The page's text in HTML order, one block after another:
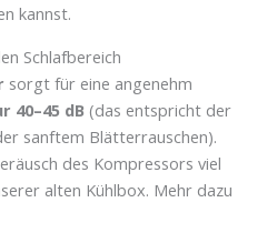
kannst.
Schlafbereich
sorgt für eine angenehm
40–45 dB (das entspricht der
sanftem Blätterrauschen).
des Kompressors viel
alten Kühlbox. Mehr dazu